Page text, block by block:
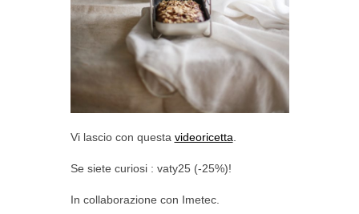
Vi lascio con questa videoricetta
Se siete curiosi : vaty25 (-25%)!
In collaborazione con Imetec.